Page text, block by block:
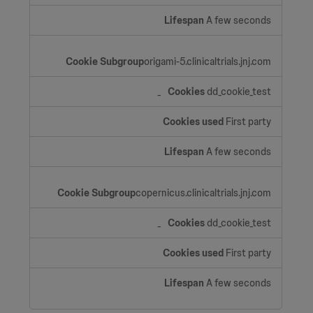
A few seconds
origami-5.clinicaltrials.jnj.com
dd_cookie_test_
First party
A few seconds
copernicus.clinicaltrials.jnj.com
dd_cookie_test_
First party
A few seconds